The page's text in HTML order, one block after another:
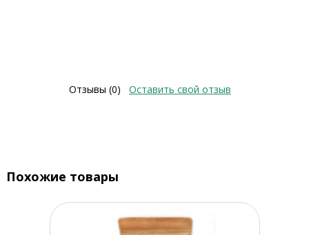
Отзывы (0) Оставить свой отзыв
Похожие товары